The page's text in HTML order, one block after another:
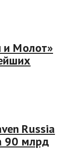
и Молот»
Russia
90 млрд